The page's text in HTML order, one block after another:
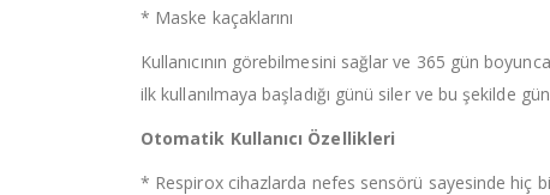
* Maske kaçaklarını
Kullanıcının görebilmesini sağlar ve 365 gün
ilk kullanılmaya başladığı günü siler ve bu şekilde
Otomatik Kullanıcı Özellikleri
* Respirox cihazlarda nefes sensörü sayesinde hiç